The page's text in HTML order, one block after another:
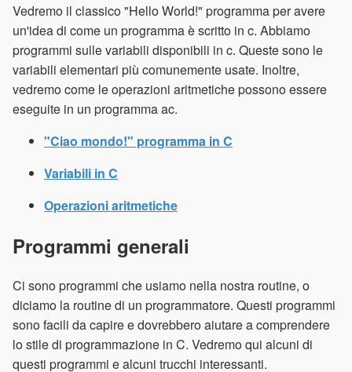
Vedremo il classico "Hello World!" programma per avere
un'idea di come un programma è scritto in c. Abbiamo
programmi sulle variabili disponibili in c. Queste sono le
variabili elementari più comunemente usate. Inoltre,
vedremo come le operazioni aritmetiche possono essere
eseguite in un programma ac.
"Ciao mondo!" programma in C
Variabili in C
Operazioni aritmetiche
Programmi generali
Ci sono programmi che usiamo nella nostra routine, o
diciamo la routine di un programmatore. Questi programmi
sono facili da capire e dovrebbero aiutare a comprendere
lo stile di programmazione in C. Vedremo qui alcuni di
questi programmi e alcuni trucchi interessanti.